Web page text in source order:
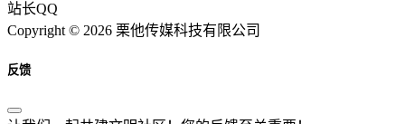
站长QQ
Copyright © 2026 栗他传媒科技有限公司
反馈